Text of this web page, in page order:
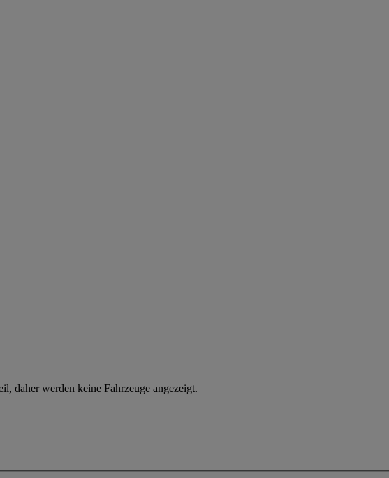
daher werden keine Fahrzeuge angezeigt.